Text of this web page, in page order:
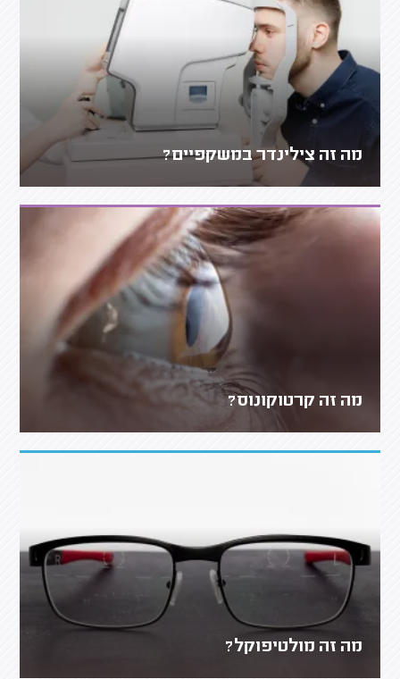
מה זה צילינדר במשקפיים?
מה זה קרטוקונוס?
מה זה מולטיפוקל?